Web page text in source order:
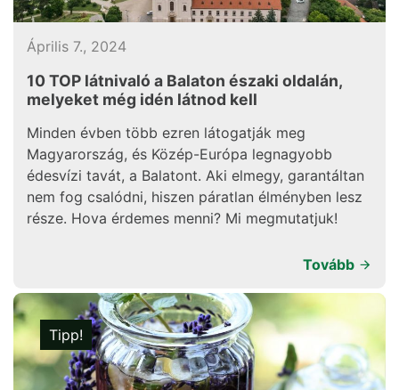
Április 7., 2024
10 TOP látnivaló a Balaton északi oldalán,
melyeket még idén látnod kell
Minden évben több ezren látogatják meg
Magyarország, és Közép-Európa legnagyobb
édesvízi tavát, a Balatont. Aki elmegy, garantáltan
nem fog csalódni, hiszen páratlan élményben lesz
része. Hova érdemes menni? Mi megmutatjuk!
Tovább
Tipp!